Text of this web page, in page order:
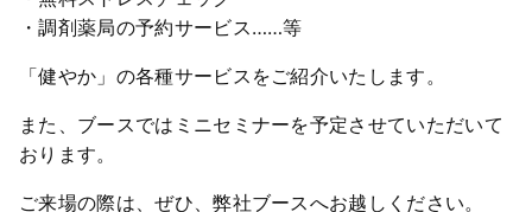
・調剤薬局の予約サービス……等
「健やか」の各種サービスをご紹介いたします。
また、ブースではミニセミナーを予定させていただいて
おります。
ご来場の際は、ぜひ、弊社ブースへお越しください。